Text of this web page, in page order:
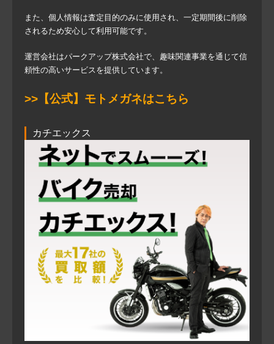
また、個人情報は査定目的のみに使用され、一定期間後に削除
されるため安心して利用可能です。
運営会社はパークアップ株式会社で、趣味関連事業を通じて信
頼性の高いサービスを提供しています。
>>【公式】モトメガネはこちら
カチエックス